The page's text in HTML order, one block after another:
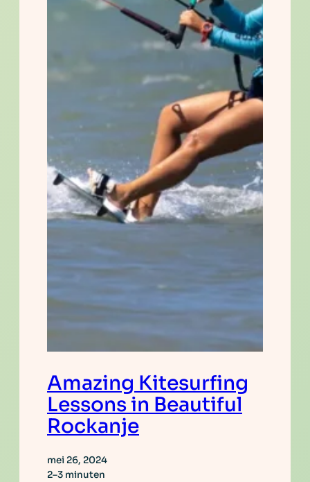
Amazing Kitesurfing
Lessons in Beautiful
Rockanje
mei 26, 2024
2–3 minuten